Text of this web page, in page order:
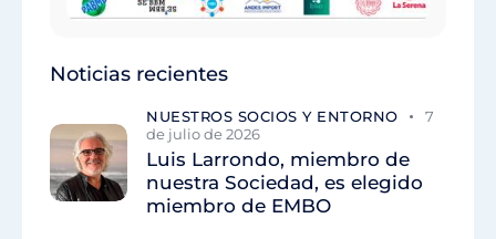
Noticias recientes
NUESTROS SOCIOS Y ENTORNO
7
de julio de 2026
Luis Larrondo, miembro de
nuestra Sociedad, es elegido
miembro de EMBO